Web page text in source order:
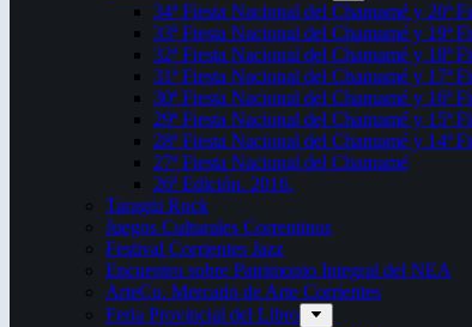
34ª Fiesta Nacional del Chamamé y 20ª
33ª Fiesta Nacional del Chamamé y 19ª
32ª Fiesta Nacional del Chamamé y 18ª
31ª Fiesta Nacional del Chamamé y 17ª
30ª Fiesta Nacional del Chamamé y 16ª
29ª Fiesta Nacional del Chamamé y 15ª
28ª Fiesta Nacional del Chamamé y 14ª
27ª Fiesta Nacional del Chamamé
26ª Edición. 2016.
Taragüi Rock
Juegos Culturales Correntinos
Festival Corrientes Jazz
Encuentro sobre Patrimonio Integral del NEA
ArteCo. Mercado de Arte Corrientes
Feria Provincial del Libro